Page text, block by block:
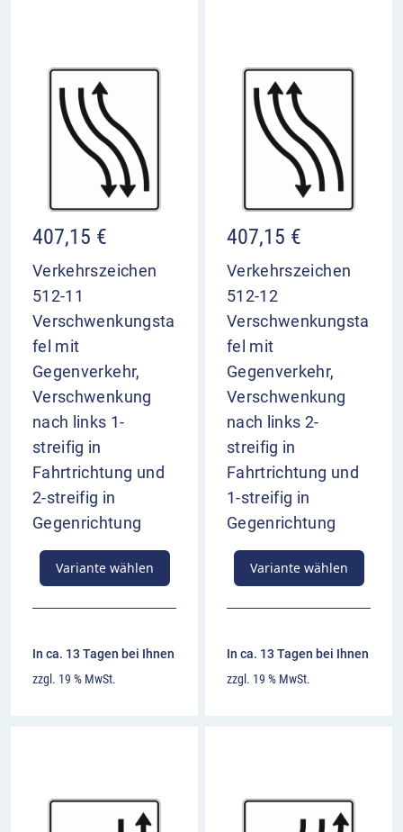
407,15 €
Verkehrszeichen
512-11
Verschwenkungsta
fel mit
Gegenverkehr,
Verschwenkung
nach links 1-
streifig in
Fahrtrichtung und
2-streifig in
Gegenrichtung
Variante wählen
In ca. 13 Tagen bei Ihnen
zzgl. 19 % MwSt.
407,15 €
Verkehrszeichen
512-12
Verschwenkungsta
fel mit
Gegenverkehr,
Verschwenkung
nach links 2-
streifig in
Fahrtrichtung und
1-streifig in
Gegenrichtung
Variante wählen
In ca. 13 Tagen bei Ihnen
zzgl. 19 % MwSt.